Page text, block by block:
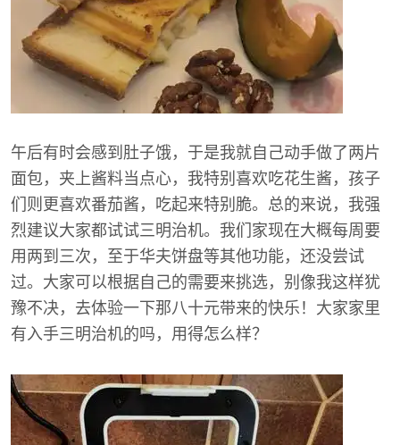
午后有时会感到肚子饿，于是我就自己动手做了两片
面包，夹上酱料当点心，我特别喜欢吃花生酱，孩子
们则更喜欢番茄酱，吃起来特别脆。总的来说，我强
烈建议大家都试试三明治机。我们家现在大概每周要
用两到三次，至于华夫饼盘等其他功能，还没尝试
过。大家可以根据自己的需要来挑选，别像我这样犹
豫不决，去体验一下那八十元带来的快乐！大家家里
有入手三明治机的吗，用得怎么样？